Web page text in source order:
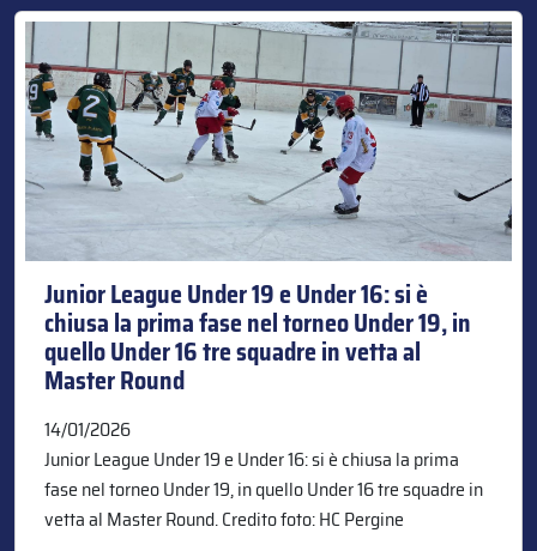
Junior League Under 19 e Under 16: si è
chiusa la prima fase nel torneo Under 19, in
quello Under 16 tre squadre in vetta al
Master Round
14/01/2026
Junior League Under 19 e Under 16: si è chiusa la prima
fase nel torneo Under 19, in quello Under 16 tre squadre in
vetta al Master Round. Credito foto: HC Pergine